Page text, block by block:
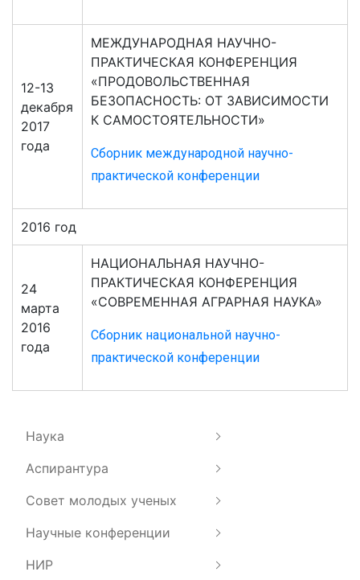
12-13
декабря
2017
года
МЕЖДУНАРОДНАЯ НАУЧНО-
ПРАКТИЧЕСКАЯ КОНФЕРЕНЦИЯ
«ПРОДОВОЛЬСТВЕННАЯ
БЕЗОПАСНОСТЬ: ОТ ЗАВИСИМОСТИ
К САМОСТОЯТЕЛЬНОСТИ»
Сборник международной научно-
практической конференции
2016 год
24
марта
2016
года
НАЦИОНАЛЬНАЯ НАУЧНО-
ПРАКТИЧЕСКАЯ КОНФЕРЕНЦИЯ
«СОВРЕМЕННАЯ АГРАРНАЯ НАУКА»
Сборник национальной научно-
практической конференции
Наука
Аспирантура
Совет молодых ученых
Научные конференции
НИР